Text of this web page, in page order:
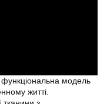
модель
житті.